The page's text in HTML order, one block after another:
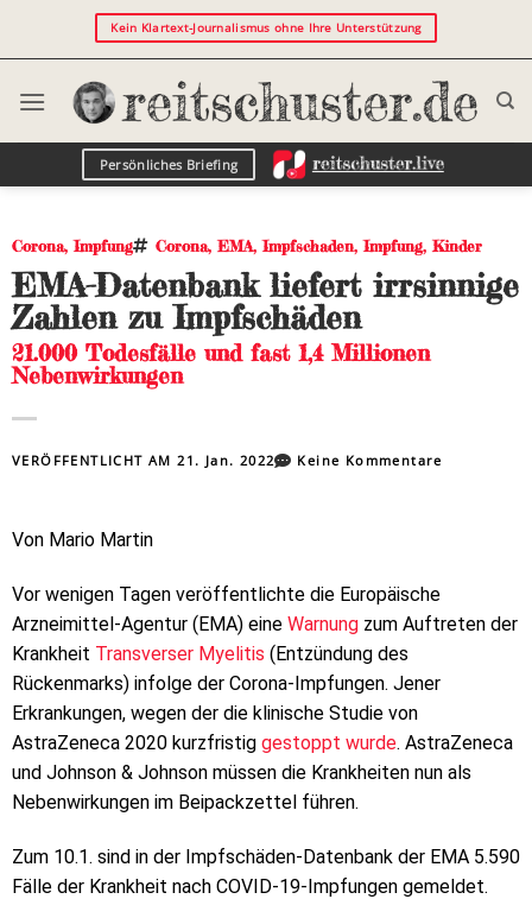
Kein Klartext-Journalismus ohne Ihre Unterstützung
Persönliches Briefing
Corona,Impfung Corona,EMA,Impfschaden,Impfung, Kinder
EMA-Datenbank liefert irrsinnige
Zahlen zu Impfschäden
21.000 Todesfälle und fast 1,4 Millionen
Nebenwirkungen
VERÖFFENTLICHT AM21. Jan. 2022 Keine Kommentare
Von Mario Martin
Vor wenigen Tagen veröffentlichte die Europäische
Arzneimittel-Agentur (EMA) eine Warnung zum Auftreten der
Krankheit Transverser Myelitis (Entzündung des
Rückenmarks) infolge der Corona-Impfungen. Jener
Erkrankungen, wegen der die klinische Studie von
AstraZeneca 2020 kurzfristig gestoppt wurde. AstraZeneca
und Johnson & Johnson müssen die Krankheiten nun als
Nebenwirkungen im Beipackzettel führen.
Zum 10.1. sind in der Impfschäden-Datenbank der EMA 5.590
Fälle der Krankheit nach COVID-19-Impfungen gemeldet.